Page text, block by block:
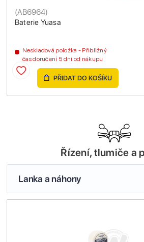
Baterie Yuasa
(AB6964)
Neskladová položka - Přibližný
čas doručení 5 dní od nákupu
PŘIDAT DO KOŠÍKU
Řízení, tlumiče a
Lanka a náhony